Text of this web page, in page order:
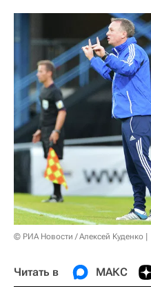
© РИА Новости / Алексей Куденко
Читать в МАКС